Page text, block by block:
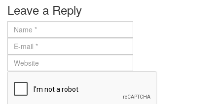
Leave a Reply